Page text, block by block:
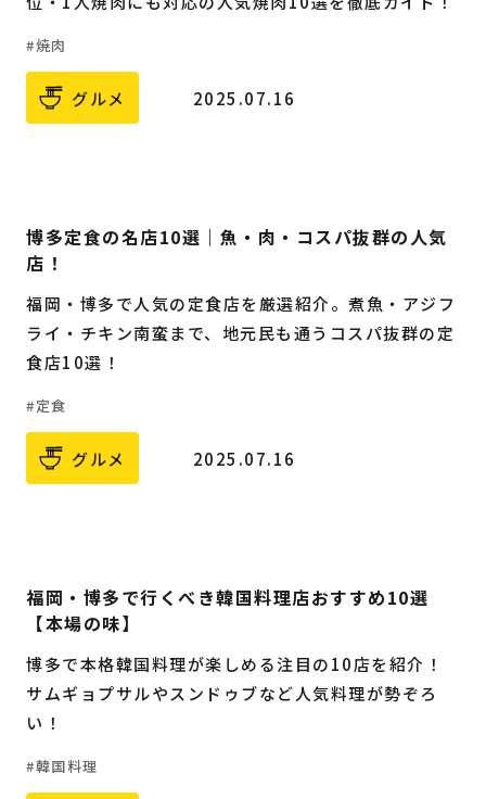
焼肉
グルメ 2025.07.16
博多定食の名店10選｜魚・肉・コスパ抜群の人気
店！
福岡・博多で人気の定食店を厳選紹介。煮魚・アジフ
ライ・チキン南蛮まで、地元民も通うコスパ抜群の定
食店10選！
定食
グルメ 2025.07.16
福岡・博多で行くべき韓国料理店おすすめ10選
【本場の味】
博多で本格韓国料理が楽しめる注目の10店を紹介！
サムギョプサルやスンドゥブなど人気料理が勢ぞろ
い！
韓国料理